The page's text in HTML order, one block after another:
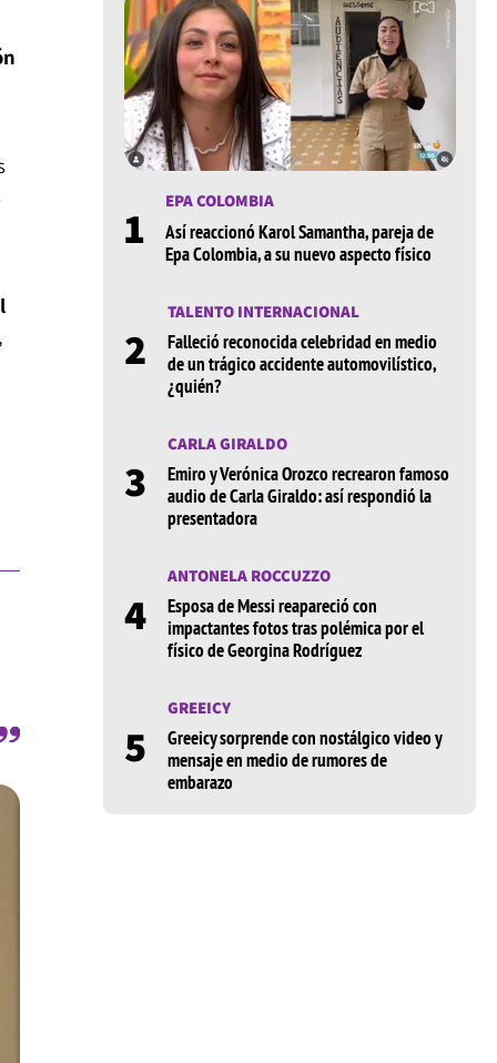
1
EPA COLOMBIA
Así reaccionó Karol Samantha, pareja de
Epa Colombia, a su nuevo aspecto físico
2
TALENTO INTERNACIONAL
Falleció reconocida celebridad en medio
de un trágico accidente automovilístico,
¿quién?
3
CARLA GIRALDO
Emiro y Verónica Orozco recrearon famoso
audio de Carla Giraldo: así respondió la
presentadora
4
ANTONELA ROCCUZZO
Esposa de Messi reapareció con
impactantes fotos tras polémica por el
físico de Georgina Rodríguez
5
GREEICY
Greeicy sorprende con nostálgico video y
mensaje en medio de rumores de
embarazo